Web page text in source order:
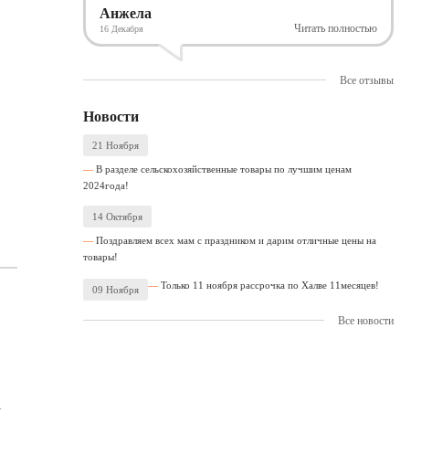
Анжела
16 Декабря Читать полностью
Все отзывы
Новости
21 Ноября
В разделе сельскохозяйственные товары по лучшим ценам
2024года!
14 Октября
Поздравляем всех мам с праздником и дарим отличные цены на
товары!
09 Ноября Только 11 ноября рассрочка по Халве 11месяцев!
Все новости